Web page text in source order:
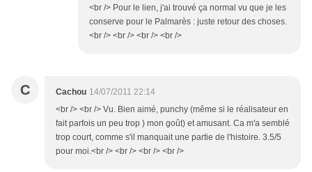
<br /> Pour le lien, j'ai trouvé ça normal vu que je les
conserve pour le Palmarès : juste retour des choses.
<br /> <br /> <br /> <br />
C Cachou 14/07/2011 22:14
<br /> <br /> Vu. Bien aimé, punchy (même si le réalisateur en
fait parfois un peu trop ) mon goût) et amusant. Ca m'a semblé
trop court, comme s'il manquait une partie de l'histoire. 3.5/5
pour moi.<br /> <br /> <br /> <br />